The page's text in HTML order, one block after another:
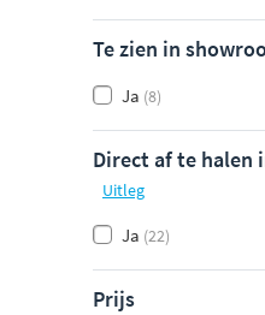
Te zien in
Ja (8)
Direct af te halen
Uitleg
Ja (22)
Prijs